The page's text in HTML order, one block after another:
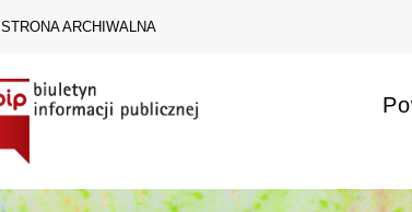
STRONA ARCHIWALNA